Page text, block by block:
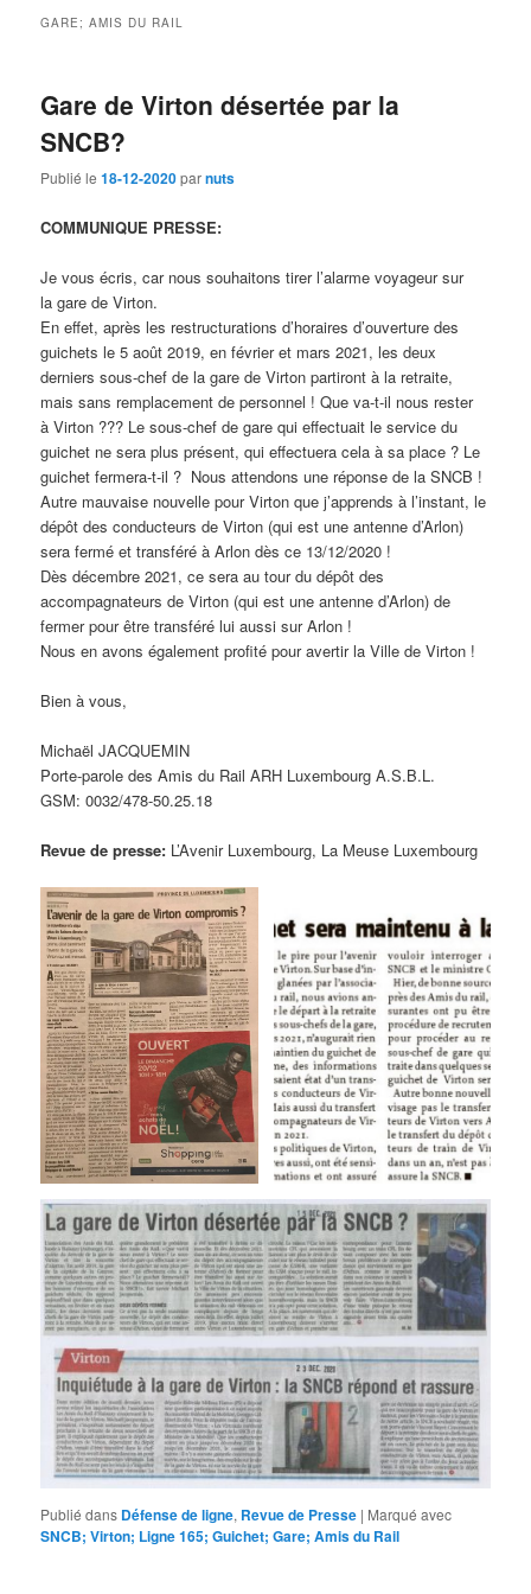
GARE; AMIS DU RAIL
Gare de Virton désertée par la
SNCB?
Publié le18-12-2020parnuts
COMMUNIQUE PRESSE:
Je vous écris, car nous souhaitons tirer l’alarme voyageur sur
la gare de Virton.
En effet, après les restructurations d’horaires d’ouverture des
guichets le 5 août 2019, en février et mars 2021, les deux
derniers sous-chef de la gare de Virton partiront à la retraite,
mais sans remplacement de personnel ! Que va-t-il nous rester
à Virton ??? Le sous-chef de gare qui effectuait le service du
guichet ne sera plus présent, qui effectuera cela à sa place ? Le
guichet fermera-t-il ? Nous attendons une réponse de la SNCB !
Autre mauvaise nouvelle pour Virton que j’apprends à l’instant, le
dépôt des conducteurs de Virton (qui est une antenne d’Arlon)
sera fermé et transféré à Arlon dès ce 13/12/2020 !
Dès décembre 2021, ce sera au tour du dépôt des
accompagnateurs de Virton (qui est une antenne d’Arlon) de
fermer pour être transféré lui aussi sur Arlon !
Nous en avons également profité pour avertir la Ville de Virton !
Bien à vous,
Michaël JACQUEMIN
Porte-parole des Amis du Rail ARH Luxembourg A.S.B.L.
GSM: 0032/478-50.25.18
Revue de presse: L’Avenir Luxembourg, La Meuse Luxembourg
Publié dans Défense de ligne, Revue de Presse | Marqué avec
SNCB; Virton; Ligne 165; Guichet; Gare; Amis du Rail